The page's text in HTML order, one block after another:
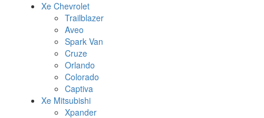
Xe Chevrolet
Trailblazer
Aveo
Spark Van
Cruze
Orlando
Colorado
Captiva
Xe Mitsubishi
Xpander